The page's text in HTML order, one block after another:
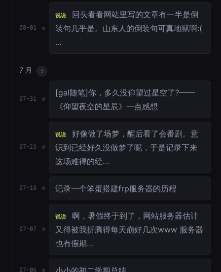
08-01
说说
回头看看网站里写的文章有一半是倒
装句几乎是。山东人的倒装句可真地狱啊:(
…
7 月 5
07-31
[gal随笔]你，多久没仰望过星空了?——
《仰望夜空的星辰》一点感想
07-23
说说
好像做了场梦，醒后看了会番剧。意
识到已经好久没做梦了呢，于是记录下来
这场难得的经…
07-18 记录一个笨蛋搭建frp服务器的历程
07-07
说说
啊，暑假终于到了，网站服务器估计
又得被我折腾得每天崩好几次www 服务器
也有假期…
07-06